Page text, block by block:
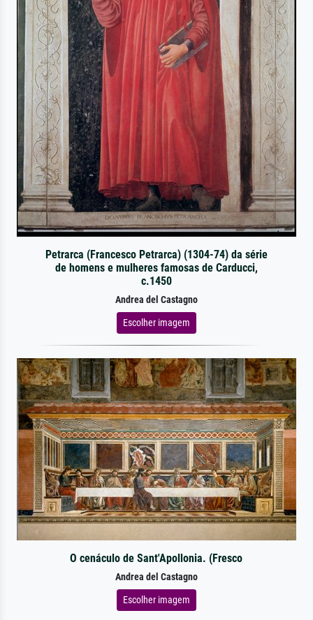
Petrarca (Francesco Petrarca) (1304-74) da série
de homens e mulheres famosas de Carducci,
c.1450
Andrea del Castagno
Escolher imagem
O cenáculo de Sant'Apollonia. (Fresco
Andrea del Castagno
Escolher imagem